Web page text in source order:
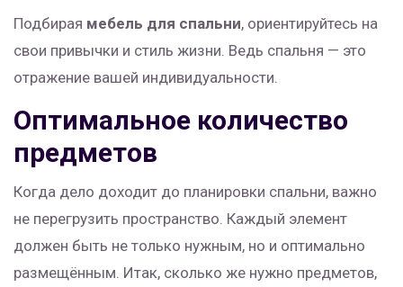
Подбирая мебель для спальни, ориентируйтесь на
свои привычки и стиль жизни. Ведь спальня — это
отражение вашей индивидуальности.
Оптимальное количество
предметов
Когда дело доходит до планировки спальни, важно
не перегрузить пространство. Каждый элемент
должен быть не только нужным, но и оптимально
размещённым. Итак, сколько же нужно предметов,